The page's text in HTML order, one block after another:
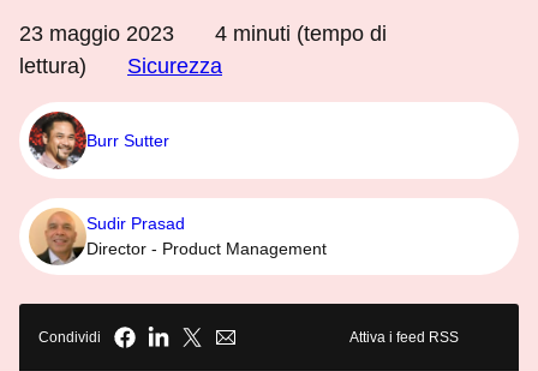
23 maggio 2023 4 minuti (tempo di
lettura)
Sicurezza
Burr Sutter
Sudir Prasad
Director - Product Management
Condividi Attiva i feed RSS